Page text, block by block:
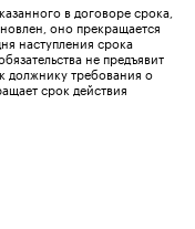
в договоре срока,
оно прекращается
наступления срока
не предъявит
должнику требования о
срок действия